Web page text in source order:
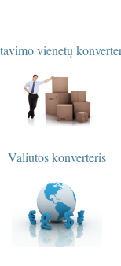
vienetų
Valiutos konverteris